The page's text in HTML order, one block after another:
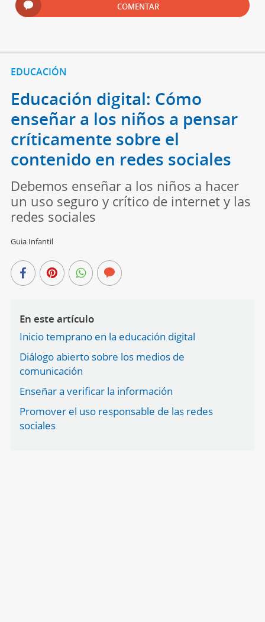
COMENTAR
EDUCACIÓN
Educación digital: Cómo
enseñar a los niños a pensar
críticamente sobre el
contenido en redes sociales
Debemos enseñar a los niños a hacer
un uso seguro y crítico de internet y las
redes sociales
Guia Infantil
En este artículo
Inicio temprano en la educación digital
Diálogo abierto sobre los medios de
comunicación
Enseñar a verificar la información
Promover el uso responsable de las redes
sociales